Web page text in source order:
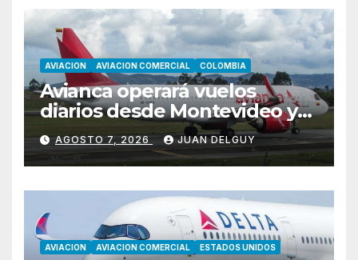
AVIACION AVIACION COMERCIAL COLOMBIA
Avianca operará vuelos
diarios desde Montevideo y
Asunción hacia Bogotá
AGOSTO 7, 2026 JUAN DELGUY
AVIACION AVIACION COMERCIAL ESTADOS UNIDOS